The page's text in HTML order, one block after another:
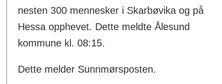
nesten 300 mennesker i Skarbøvika og på
Hessa opphevet. Dette meldte Ålesund
kommune kl. 08:15.
Dette melder Sunnmørsposten.